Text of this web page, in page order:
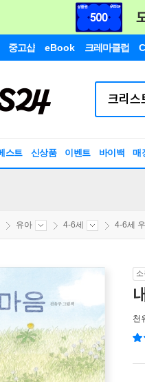
중고샵 eBook 크레마클럽
스트 신상품 이벤트 바이백 매
유아 4-6세 4-6세
천